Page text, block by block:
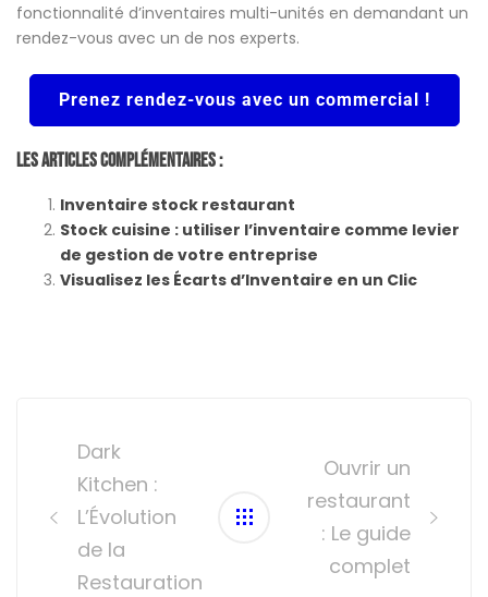
fonctionnalité d’inventaires multi-unités en demandant un
rendez-vous avec un de nos experts.
Prenez rendez-vous avec un commercial !
Les Articles Complémentaires :
Inventaire stock restaurant
Stock cuisine : utiliser l’inventaire comme levier
de gestion de votre entreprise
Visualisez les Écarts d’Inventaire en un Clic
navigation
Dark
Kitchen :
L’Évolution
de la
Restauration
Ouvrir un
restaurant
: Le guide
complet